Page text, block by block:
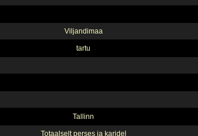
Viljandimaa
tartu
Tallinn
Totaalselt perses ja karidel